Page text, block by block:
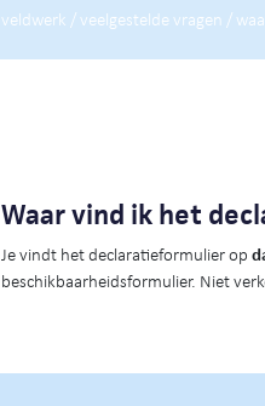
veldwerk /veelgestelde vragen /
Waar vind ik het
Je vindt het declaratieformulier op
beschikbaarheidsformulier. Niet